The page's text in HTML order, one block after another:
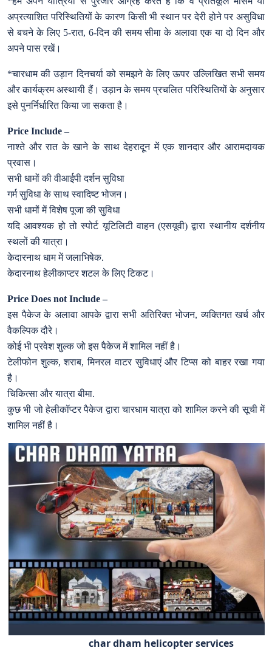
अप्रत्याशित परिस्थितियों के कारण किसी भी स्थान पर देरी होने पर असुविधा
से बचने के लिए 5-रात, 6-दिन की समय सीमा के अलावा एक या दो दिन और
अपने पास रखें।
*चारधाम की उड़ान दिनचर्या को समझने के लिए ऊपर उल्लिखित सभी समय
और कार्यक्रम अस्थायी हैं। उड़ान के समय प्रचलित परिस्थितियों के अनुसार
इसे पुनर्निर्धारित किया जा सकता है।
Price Include –
नाश्ते और रात के खाने के साथ देहरादून में एक शानदार और आरामदायक
प्रवास।
सभी धामों की वीआईपी दर्शन सुविधा
गर्म सुविधा के साथ स्वादिष्ट भोजन।
सभी धामों में विशेष पूजा की सुविधा
यदि आवश्यक हो तो स्पोर्ट यूटिलिटी वाहन (एसयूवी) द्वारा स्थानीय दर्शनीय
स्थलों की यात्रा।
केदारनाथ धाम में जलाभिषेक.
केदारनाथ हेलीकाप्टर शटल के लिए टिकट।
Price Does not Include –
इस पैकेज के अलावा आपके द्वारा सभी अतिरिक्त भोजन, व्यक्तिगत खर्च और
वैकल्पिक दौरे।
कोई भी प्रवेश शुल्क जो इस पैकेज में शामिल नहीं है।
टेलीफोन शुल्क, शराब, मिनरल वाटर सुविधाएं और टिप्स को बाहर रखा गया
है।
चिकित्सा और यात्रा बीमा.
कुछ भी जो हेलीकॉप्टर पैकेज द्वारा चारधाम यात्रा को शामिल करने की सूची में
शामिल नहीं है।
char dham helicopter services